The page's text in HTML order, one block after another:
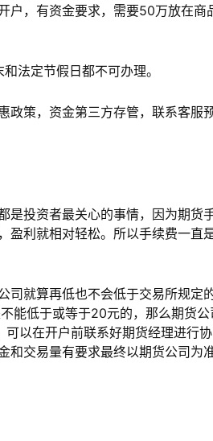
户，有资金要求，需要50万放在商
法定节假日都不可办理。
策，资金第三方存管，联系客服
投资者最关心的事情，因为期货
盈利就相对轻松。所以手续费一直
就算再低也不会低于交易所规定
能低于或等于20元的，那么期货公
以在开户前联系好期货经理进行协
交易量有要求最终以期货公司为准